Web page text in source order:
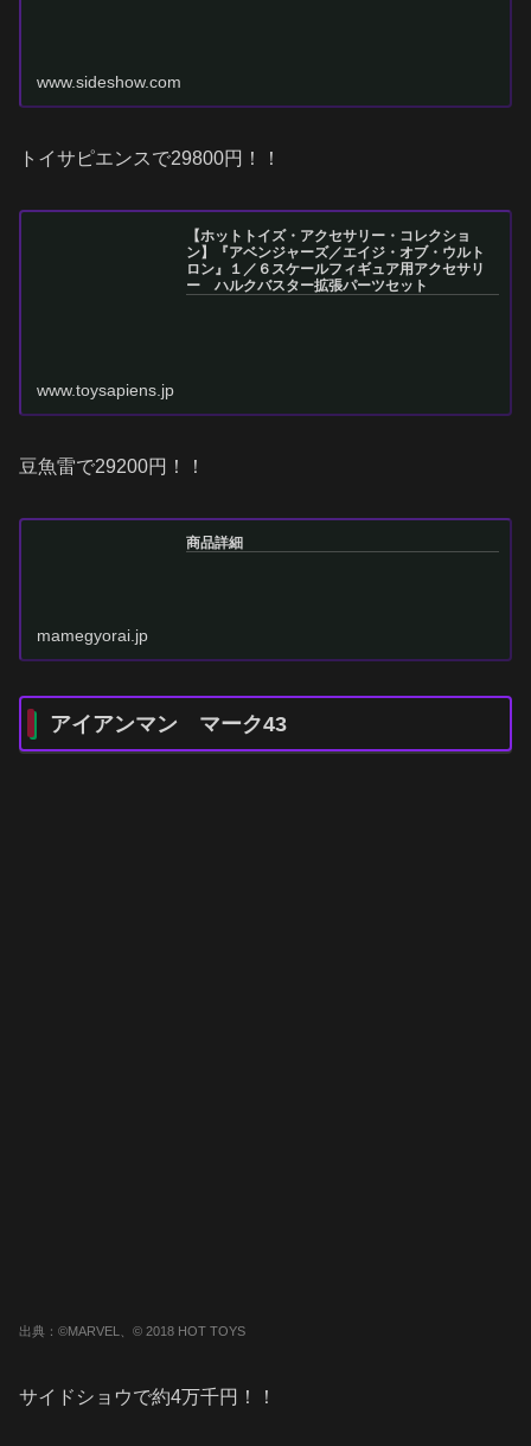
www.sideshow.com
トイサピエンスで29800円！！
【ホットトイズ・アクセサリー・コレクショ
ン】『アベンジャーズ／エイジ・オブ・ウルト
ロン』１／６スケールフィギュア用アクセサリ
ー ハルクバスター拡張パーツセット
www.toysapiens.jp
豆魚雷で29200円！！
商品詳細
mamegyorai.jp
アイアンマン マーク43
出典：©MARVEL、© 2018 HOT TOYS
サイドショウで約4万千円！！